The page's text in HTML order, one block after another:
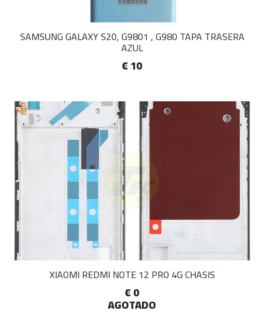
SAMSUNG GALAXY S20, G9801 , G980 TAPA TRASERA
AZUL
€ 10
XIAOMI REDMI NOTE 12 PRO 4G CHASIS
€ 0
AGOTADO